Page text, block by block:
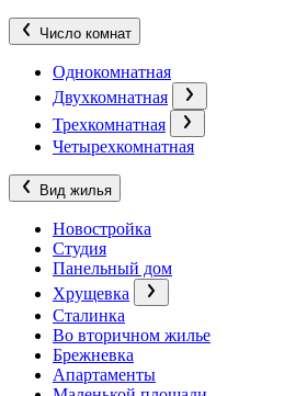
Число комнат
Однокомнатная
Двухкомнатная
Трехкомнатная
Четырехкомнатная
Вид жилья
Новостройка
Студия
Панельный дом
Хрущевка
Сталинка
Во вторичном жилье
Брежневка
Апартаменты